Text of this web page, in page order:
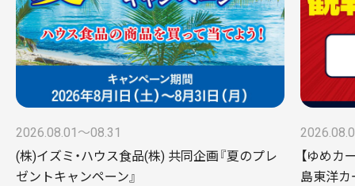
2026.08.01〜08.31
(株)イズミ・ハウス食品(株) 共同企画『夏のプレ
ゼントキャンペーン』
【ゆめカ
島東洋カ